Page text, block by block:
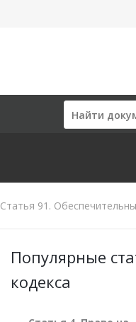
Статья 91.
Популярные
кодекса